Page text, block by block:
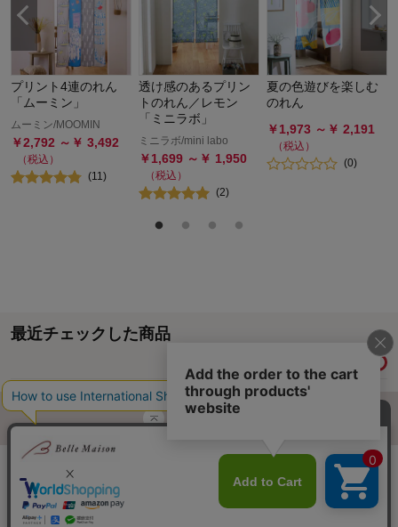
プリント4連のれん
「ムーミン」
ムーミン/MOOMIN
￥2,792 ～￥ 3,492
（税込）
(11)
透け感のあるプリン
トのれん／レモン
「ミニラボ」
ミニラボ/mini labo
￥1,699 ～￥ 1,950
（税込）
(2)
夏の色遊びを楽しむ
のれん
￥1,973 ～￥ 2,191
（税込）
(0)
最近チェックした商品
ご利用ガイド・お知らせ
サイトマップ ベルメゾンネットTOPへ